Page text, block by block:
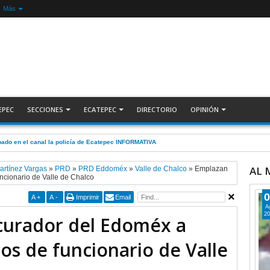
Más
SECCIONES ECATEPEC DIRECTORIO OPINIÓN
en el canal la policía de Ecatepec INFORMATIVA
Vargas» PRD » PRD Eddoméx» Valle de Chalco» Emplazan
de Valle de Chalco
A + A - Imprimir Email
del Edoméx a
de funcionario de Valle
AL